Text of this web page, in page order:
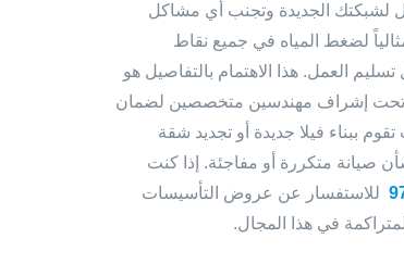
لشبكتك الجديدة وتجنب أي مشاكل
لضغط المياه في جميع نقاط
العمل. هذا الاهتمام بالتفاصيل هو
تحت إشراف مهندسين متخصصين لضمان
ببناء فيلا جديدة أو تجديد شقة
صيانة متكررة أو مفاجئة. إذا كنت
للاستفسار عن عروض التأسيسات
في هذا المجال.